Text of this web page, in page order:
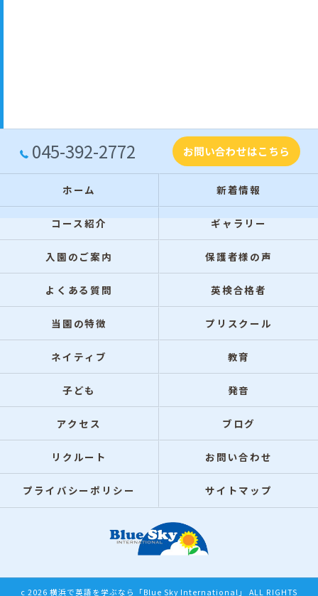
045-392-2772 お問い合わせはこちら
ホーム 新着情報
コース紹介 ギャラリー
入園のご案内 保護者様の声
よくある質問 英検合格者
当園の特徴 プリスクール
ネイティブ 教育
子ども 発音
アクセス ブログ
リクルート お問い合わせ
プライバシーポリシー サイトマップ
c 2026 横浜で英語を学ぶなら「Blue Sky International」 ALL RIGHTS